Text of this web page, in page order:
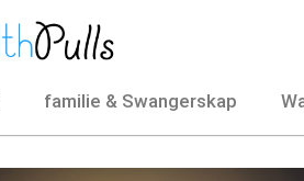
familie & Swangerskap